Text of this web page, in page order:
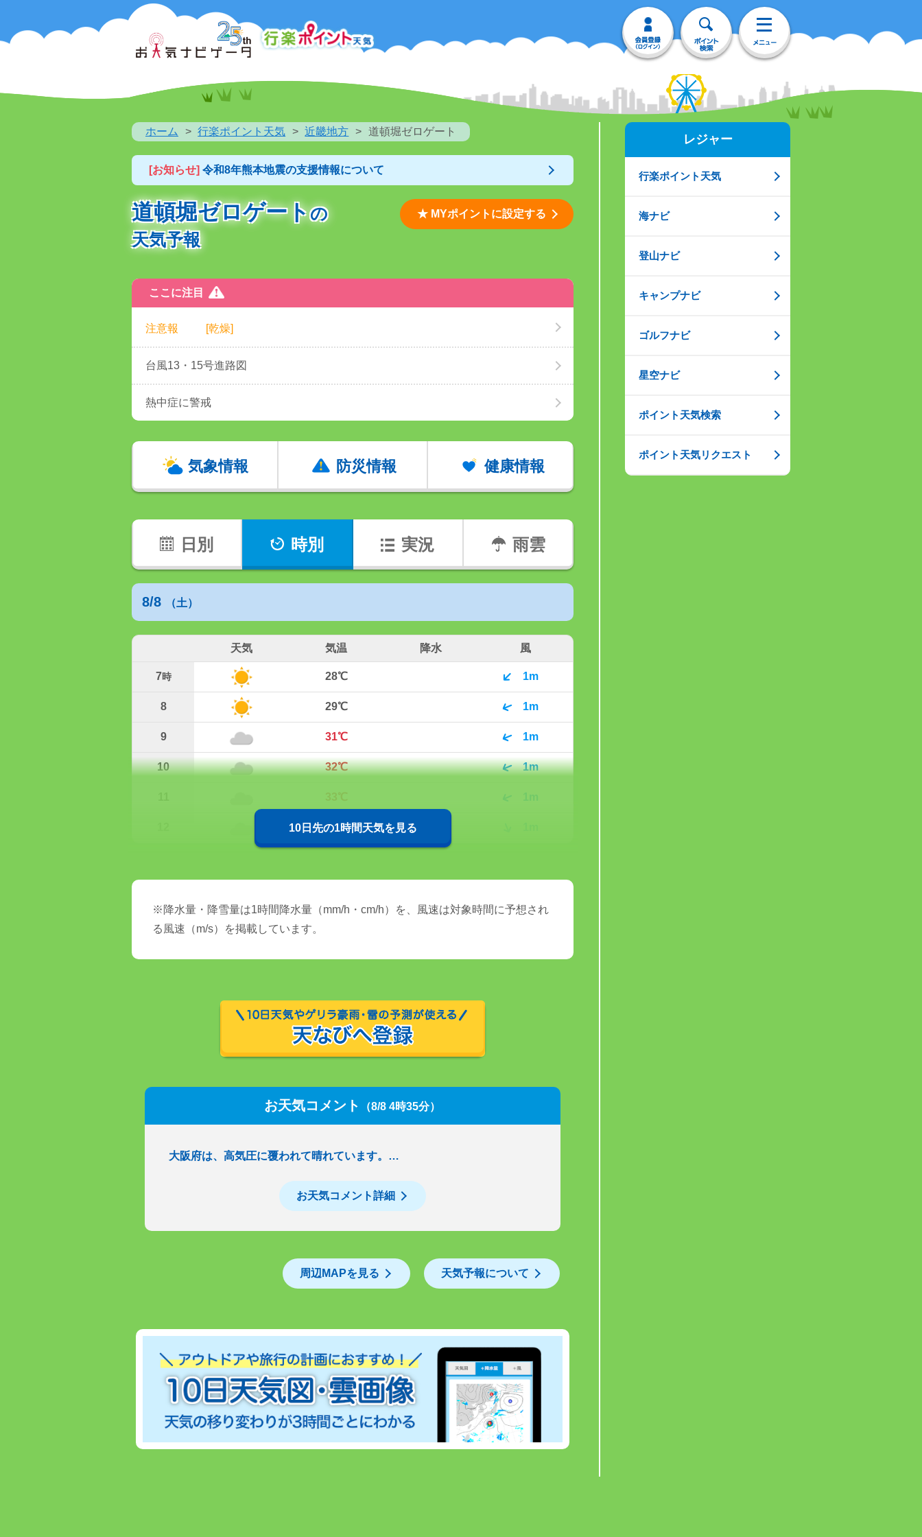
ホーム 行楽ポイント天気 近畿地方 道頓堀ゼロゲート
[お知らせ] 令和8年熊本地震の支援情報について
道頓堀ゼロゲートの
天気予報
★ MYポイントに設定する
ここに注目
注意報 [乾燥]
台風13・15号進路図
熱中症に警戒
気象情報 防災情報 健康情報
日別 時別 実況 雨雲
8/8 （土）
天気 気温 降水 風
7時 28℃ 1m
8 29℃ 1m
9 31℃ 1m
10 32℃ 1m
1m
35℃
10日先の1時間天気を見る
※降水量・降雪量は1時間降水量（mm/h・cm/h）を、風速は対象時間に予想され
る風速（m/s）を掲載しています。
お天気コメント （8/8 4時35分）
大阪府は、高気圧に覆われて晴れています。…
お天気コメント詳細
周辺MAPを見る 天気予報について
レジャー
行楽ポイント天気
海ナビ
登山ナビ
キャンプナビ
ゴルフナビ
星空ナビ
ポイント天気検索
ポイント天気リクエスト